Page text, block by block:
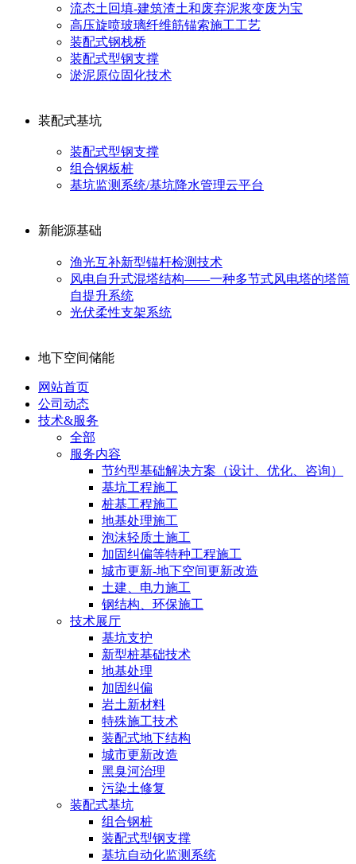
流态土回填-建筑渣土和废弃泥浆变废为宝
高压旋喷玻璃纤维筋锚索施工工艺
装配式钢栈桥
装配式型钢支撑
淤泥原位固化技术
装配式基坑
装配式型钢支撑
组合钢板桩
基坑监测系统/基坑降水管理云平台
新能源基础
渔光互补新型锚杆检测技术
风电自升式混塔结构——一种多节式风电塔的塔筒
自提升系统
光伏柔性支架系统
地下空间储能
网站首页
公司动态
技术&服务
全部
服务内容
节约型基础解决方案（设计、优化、咨询）
基坑工程施工
桩基工程施工
地基处理施工
泡沫轻质土施工
加固纠偏等特种工程施工
城市更新-地下空间更新改造
土建、电力施工
钢结构、环保施工
技术展厅
基坑支护
新型桩基础技术
地基处理
加固纠偏
岩土新材料
特殊施工技术
装配式地下结构
城市更新改造
黑臭河治理
污染土修复
装配式基坑
组合钢桩
装配式型钢支撑
基坑自动化监测系统